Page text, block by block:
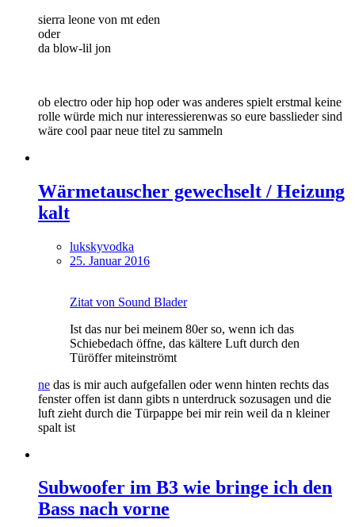
sierra leone von mt eden
oder
da blow-lil jon
ob electro oder hip hop oder was anderes spielt erstmal keine
rolle würde mich nur interessierenwas so eure basslieder sind
wäre cool paar neue titel zu sammeln
Wärmetauscher gewechselt / Heizung
kalt
lukskyvodka
25. Januar 2016
Zitat von Sound Blader
Ist das nur bei meinem 80er so, wenn ich das
Schiebedach öffne, das kältere Luft durch den
Türöffer miteinströmt
ne das is mir auch aufgefallen oder wenn hinten rechts das
fenster offen ist dann gibts n unterdruck sozusagen und die
luft zieht durch die Türpappe bei mir rein weil da n kleiner
spalt ist
Subwoofer im B3 wie bringe ich den
Bass nach vorne